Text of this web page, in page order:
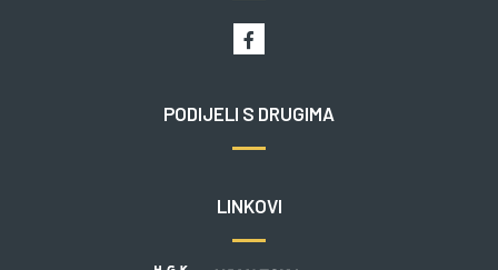
PODIJELI S DRUGIMA
LINKOVI